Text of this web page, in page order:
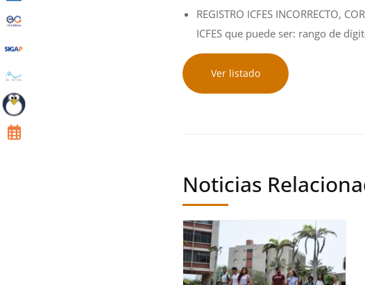
REGISTRO ICFES INCORRECTO,
ICFES que puede ser: rango de
Ver listado
Noticias